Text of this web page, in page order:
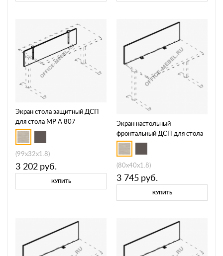
Экран стола защитный ДСП
для стола МР А 807
(99x32x1.8)
3 202 руб.
КУПИТЬ
Экран настольный
фронтальный ДСП для стола
МР А 811
(80x40x1.8)
3 745 руб.
КУПИТЬ